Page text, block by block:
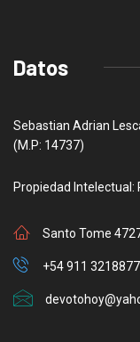
Datos
Sebastian Adrian
(M.P: 14737)
Propiedad Intelectual:
Santo Tome
+54 911